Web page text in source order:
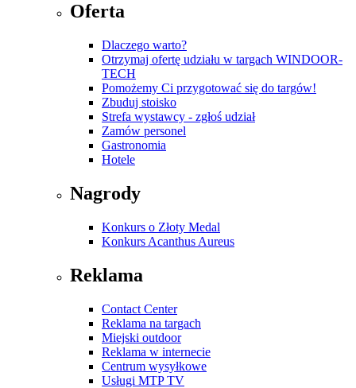
Oferta
Dlaczego warto?
Otrzymaj ofertę udziału w targach WINDOOR-
TECH
Pomożemy Ci przygotować się do targów!
Zbuduj stoisko
Strefa wystawcy - zgłoś udział
Zamów personel
Gastronomia
Hotele
Nagrody
Konkurs o Złoty Medal
Konkurs Acanthus Aureus
Reklama
Contact Center
Reklama na targach
Miejski outdoor
Reklama w internecie
Centrum wysyłkowe
Usługi MTP TV